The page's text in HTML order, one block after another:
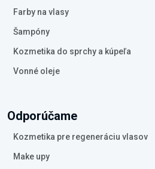
Farby na vlasy
Šampóny
Kozmetika do sprchy a kúpeľa
Vonné oleje
Odporúčame
Kozmetika pre regeneráciu vlasov
Make upy